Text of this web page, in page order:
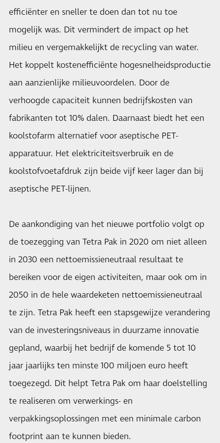
efficiënter en sneller te doen dan tot nu toe
mogelijk was. Dit vermindert de impact op het
milieu en vergemakkelijkt de recycling van water.
Het koppelt kostenefficiënte hogesnelheidsproductie
aan aanzienlijke milieuvoordelen. Door de
verhoogde capaciteit kunnen bedrijfskosten van
fabrikanten tot 10% dalen. Daarnaast biedt het een
koolstofarm alternatief voor aseptische PET-
apparatuur. Het elektriciteitsverbruik en de
koolstofvoetafdruk zijn beide vijf keer lager dan bij
aseptische PET-lijnen.
De aankondiging van het nieuwe portfolio volgt op
de toezegging van Tetra Pak in 2020 om niet alleen
in 2030 een nettoemissieneutraal resultaat te
bereiken voor de eigen activiteiten, maar ook om in
2050 in de hele waardeketen nettoemissieneutraal
te zijn. Tetra Pak heeft een stapsgewijze verandering
van de investeringsniveaus in duurzame innovatie
gepland, waarbij het bedrijf de komende 5 tot 10
jaar jaarlijks ten minste 100 miljoen euro heeft
toegezegd. Dit helpt Tetra Pak om haar doelstelling
te realiseren om verwerkings- en
verpakkingsoplossingen met een minimale carbon
footprint aan te kunnen bieden.